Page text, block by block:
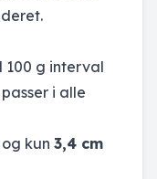
g interval
i alle
og kun 3,4 cm